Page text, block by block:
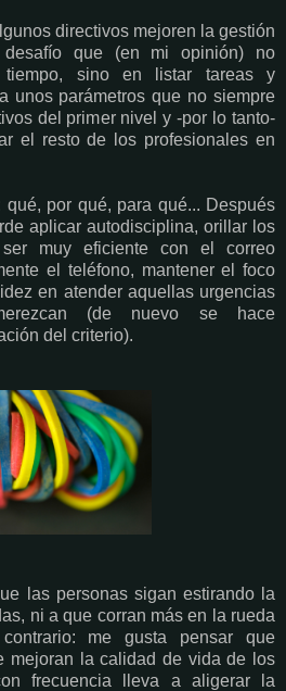
directivos mejoren la gestión
que (en mi opinión) no
tiempo, sino en listar tareas y
unos parámetros que no siempre
del primer nivel y -por lo tanto-
el resto de los profesionales en
por qué, para qué... Después
aplicar autodisciplina, orillar los
muy eficiente con el correo
el teléfono, mantener el foco
en atender aquellas urgencias
(de nuevo se hace
del criterio).
las personas sigan estirando la
ni a que corran más en la rueda
me gusta pensar que
mejoran la calidad de vida de los
frecuencia lleva a aligerar la